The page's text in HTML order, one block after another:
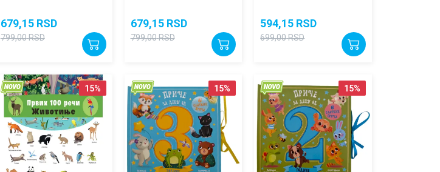
679,15 RSD
799,00RSD
679,15 RSD
799,00RSD
594,15 RSD
699,00RSD
15% 15% 15%